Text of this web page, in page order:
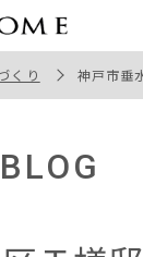
引渡し
くり 神戸市垂水区Ｔ
BLOG